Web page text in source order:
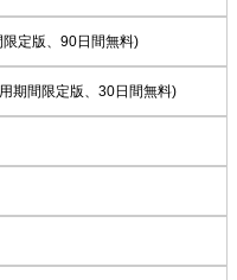
定版、90日間無料)
期間限定版、30日間無料)